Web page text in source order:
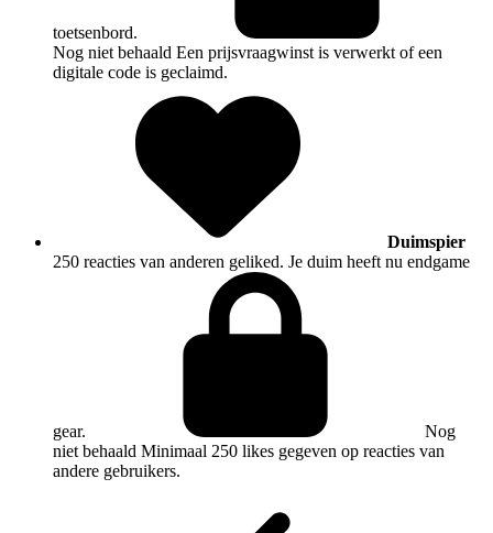
toetsenbord.
Nog niet behaald Een prijsvraagwinst is verwerkt of een
digitale code is geclaimd.
Duimspier
250 reacties van anderen geliked. Je duim heeft nu endgame
gear.
Nog
niet behaald Minimaal 250 likes gegeven op reacties van
andere gebruikers.